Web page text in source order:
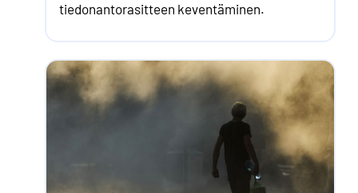
tiedonantorasitteen keventäminen.